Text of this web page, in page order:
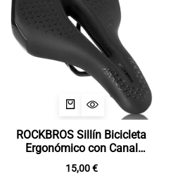
ROCKBROS Sillín Bicicleta
Ergonómico con Canal
Aliviador
15,00€